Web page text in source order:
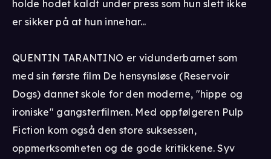
holde hodet kaldt under press som hun slett ikke
er sikker på at hun innehar...
QUENTIN TARANTINO er vidunderbarnet som
med sin første film De hensynsløse (Reservoir
Dogs) dannet skole for den moderne, "hippe og
ironiske" gangsterfilmen. Med oppfølgeren Pulp
Fiction kom også den store suksessen,
oppmerksomheten og de gode kritikkene. Syv